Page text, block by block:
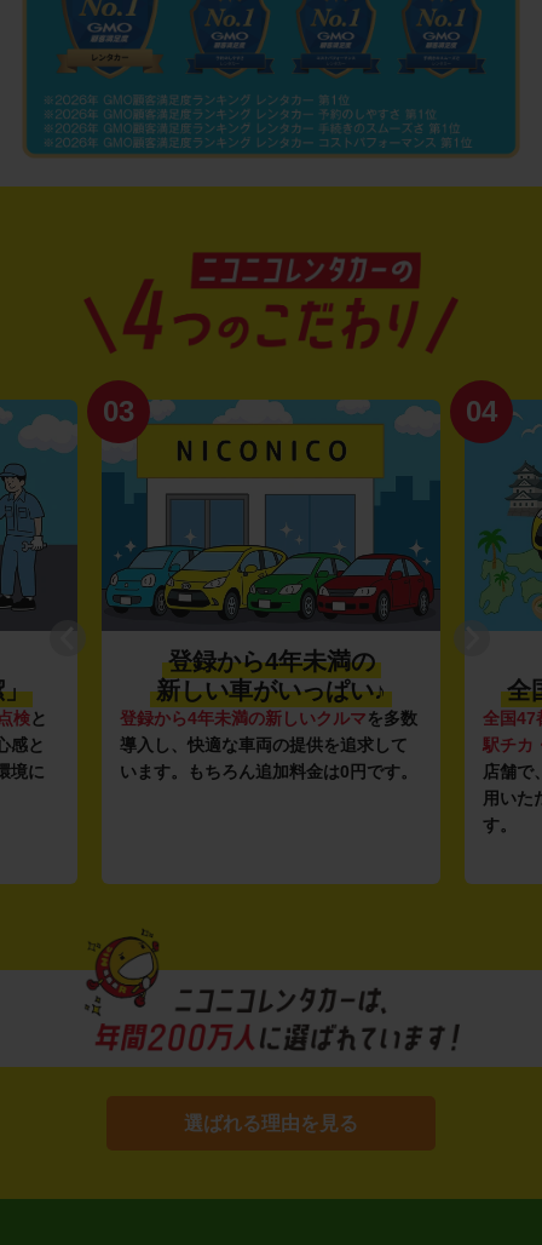
」
検と
感と
境に
03
登録から4年未満の
新しい車がいっぱい♪
登録から4年未満の新しいクルマを多数
導入し、快適な車両の提供を追求して
います。もちろん追加料金は0円です。
04
全
全国47
駅チカ
店舗で
用いた
す。
選ばれる理由を見る